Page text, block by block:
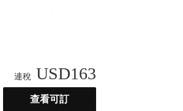
連稅 USD163
查看可訂